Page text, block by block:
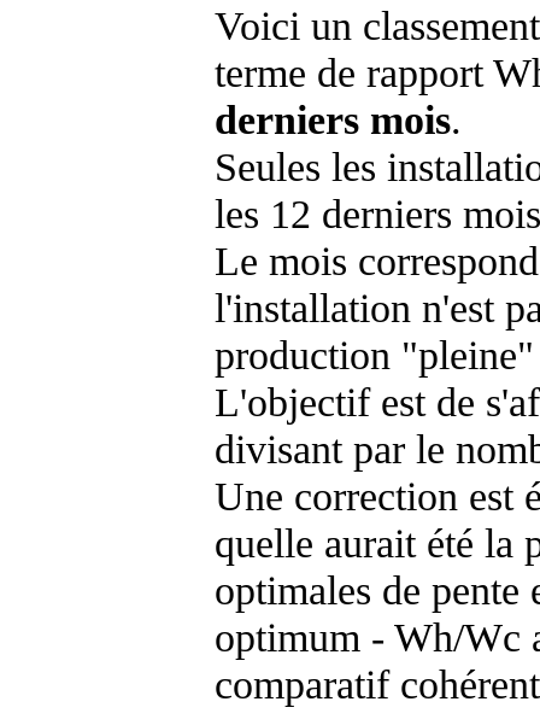
Voici un
terme de rapport
derniers mois.
Seules les
les 12 derniers
Le mois
l'installation n'est
production "pleine"
L'objectif est de
divisant par le
Une correction est
quelle aurait été la
optimales de
optimum - Wh/Wc
comparatif